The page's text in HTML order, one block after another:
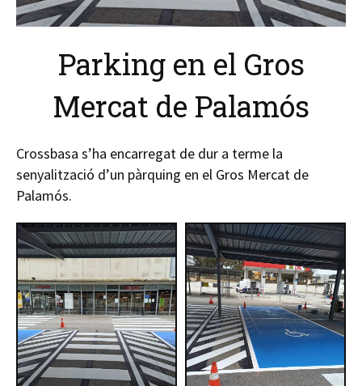
Parking en el Gros
Mercat de Palamós
Crossbasa s’ha encarregat de dur a terme la
senyalització d’un pàrquing en el Gros Mercat de
Palamós.